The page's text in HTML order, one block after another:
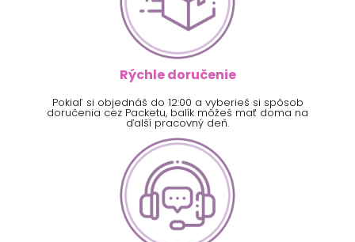
Rýchle doručenie
Pokiaľ si objednáš do 12:00 a vyberieš si spôsob
doručenia cez Packetu, balík môžeš mať doma na
ďalší pracovný deň.